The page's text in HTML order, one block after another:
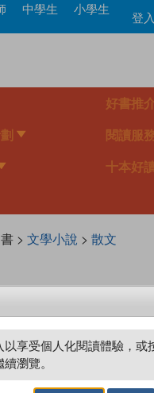
中學生
小學生
登
好書推
閱讀服
十本好
> 文學小說 > 散文
以享受個人化閱讀體驗，或
瀏覽。